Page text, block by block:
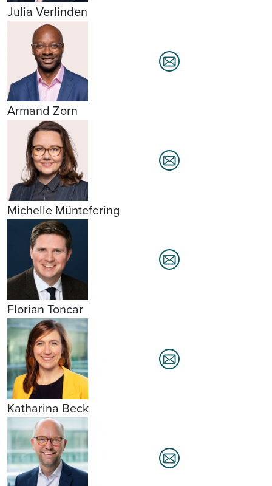
Julia Verlinden
Armand Zorn
Michelle Müntefering
Florian Toncar
Katharina Beck